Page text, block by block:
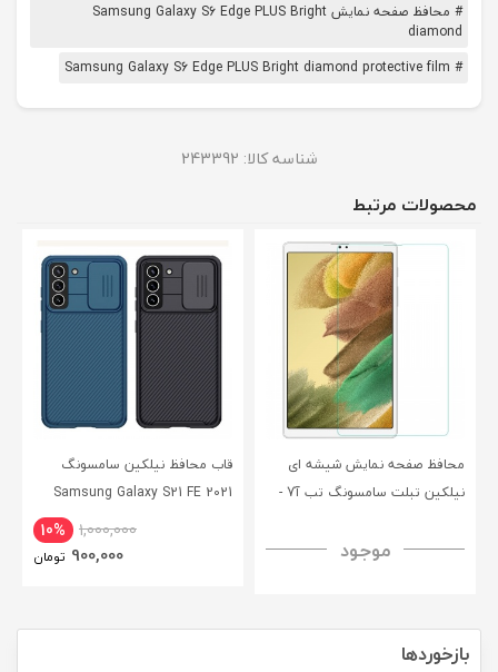
# محافظ صفحه نمایش Samsung Galaxy S6 Edge PLUS Bright
diamond
# Samsung Galaxy S6 Edge PLUS Bright diamond protective film
شناسه کالا: 243392
محصولات مرتبط
محافظ صفحه نمایش شیشه ای
نیلکین تبلت سامسونگ تب آ7 -
H+ Anti-explosion Tempered
موجود
قاب محافظ نیلکین سامسونگ
Samsung Galaxy S21 FE 2021
10% 1,000,000
900,000 تومان
بازخوردها